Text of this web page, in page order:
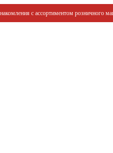
с ассортиментом розничного